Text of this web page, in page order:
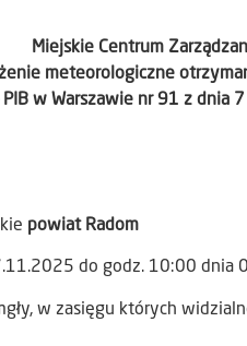
Miejskie Centrum
meteorologiczne
PIB w Warszawie nr 91 z dnia
powiat Radom
do godz. 10:00 dnia
w zasięgu których